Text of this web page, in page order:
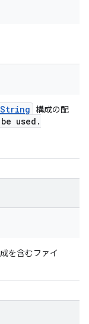
String
構成の配
used .
を含むファイ